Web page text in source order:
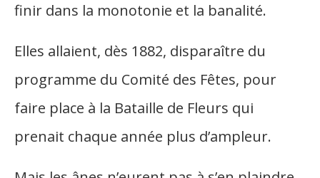
finir dans la monotonie et la banalité.
Elles allaient, dès 1882, disparaître du
programme du Comité des Fêtes, pour
faire place à la Bataille de Fleurs qui
prenait chaque année plus d’ampleur.